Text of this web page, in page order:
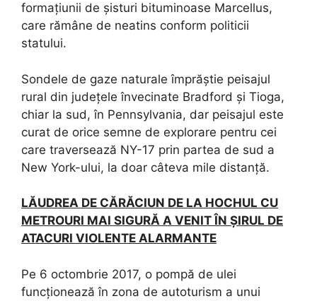
formațiunii de șisturi bituminoase Marcellus,
care rămâne de neatins conform politicii
statului.
Sondele de gaze naturale împrăștie peisajul
rural din județele învecinate Bradford și Tioga,
chiar la sud, în Pennsylvania, dar peisajul este
curat de orice semne de explorare pentru cei
care traversează NY-17 prin partea de sud a
New York-ului, la doar câteva mile distanță.
LĂUDREA DE CĂRĂCIUN DE LA HOCHUL CU
METROURI MAI SIGURĂ A VENIT ÎN ȘIRUL DE
ATACURI VIOLENTE ALARMANTE
Pe 6 octombrie 2017, o pompă de ulei
funcționează în zona de autoturism a unui